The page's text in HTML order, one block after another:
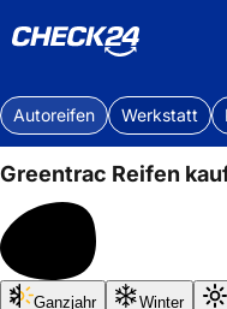
Autoreifen Werkstatt
Greentrac Reifen
Bis Ganzjahr Winter